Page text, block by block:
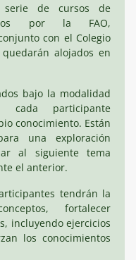
de cursos de
por la FAO,
con el Colegio
alojados en
bajo la modalidad
cada participante
conocimiento. Están
una exploración
al siguiente tema
el anterior.
tendrán la
fortalecer
incluyendo ejercicios
los conocimientos